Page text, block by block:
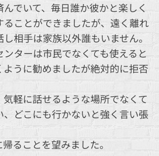
んでいて、毎日誰か彼かと楽しく
ることができましたが、遠く離れ
相手は家族以外誰もいません。
ターは市民でなくても使えると
ように勧めましたが絶対的に拒否
軽に話せるような場所でなくて
、どこにも行かないと強く言い張
ることを望みました。